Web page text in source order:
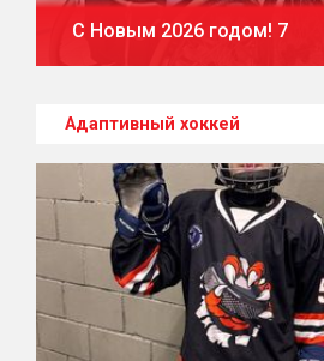
С Новым 2026 годом! 7
Адаптивный хоккей